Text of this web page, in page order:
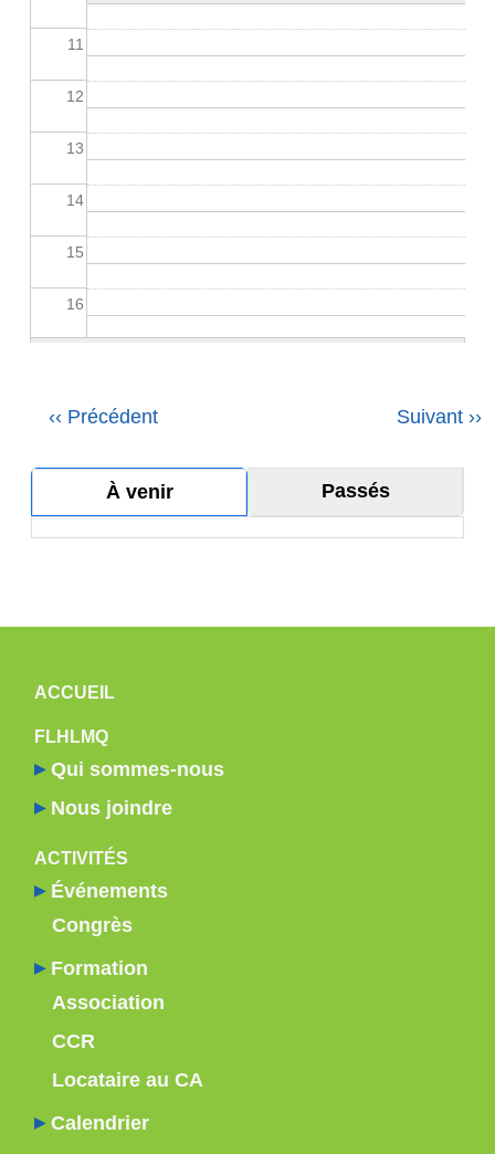
11
12
13
14
15
16
18
20
Pagination
‹‹ Précédent Suivant ››
À venir Passés
NAVIGATION PRINCIPALE
ACCUEIL
FLHLMQ
Qui sommes-nous
Nous joindre
ACTIVITÉS
Événements
Congrès
Formation
Association
CCR
Locataire au CA
Calendrier